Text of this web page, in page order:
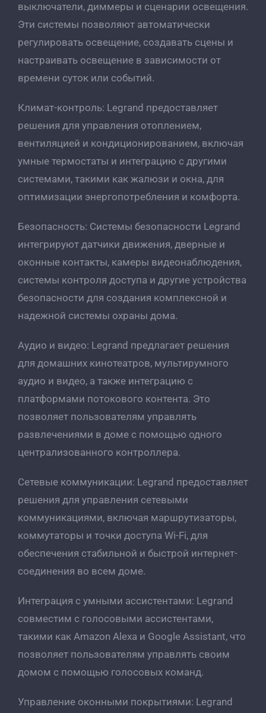
выключатели, диммеры и сценарии освещения.
Эти системы позволяют автоматически
регулировать освещение, создавать сцены и
настраивать освещение в зависимости от
времени суток или событий.
Климат-контроль: Legrand предоставляет
решения для управления отоплением,
вентиляцией и кондиционированием, включая
умные термостаты и интеграцию с другими
системами, такими как жалюзи и окна, для
оптимизации энергопотребления и комфорта.
Безопасность: Системы безопасности Legrand
интегрируют датчики движения, дверные и
оконные контакты, камеры видеонаблюдения,
системы контроля доступа и другие устройства
безопасности для создания комплексной и
надежной системы охраны дома.
Аудио и видео: Legrand предлагает решения
для домашних кинотеатров, мультирумного
аудио и видео, а также интеграцию с
платформами потокового контента. Это
позволяет пользователям управлять
развлечениями в доме с помощью одного
централизованного контроллера.
Сетевые коммуникации: Legrand предоставляет
решения для управления сетевыми
коммуникациями, включая маршрутизаторы,
коммутаторы и точки доступа Wi-Fi, для
обеспечения стабильной и быстрой интернет-
соединения во всем доме.
Интеграция с умными ассистентами: Legrand
совместим с голосовыми ассистентами,
такими как Amazon Alexa и Google Assistant, что
позволяет пользователям управлять своим
домом с помощью голосовых команд.
Управление оконными покрытиями: Legrand